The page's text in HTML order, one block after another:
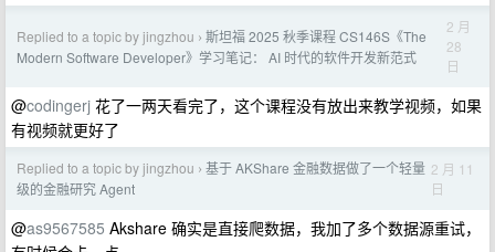
Replied to a topic by jingzhou › 斯坦福 2025 秋季课程 CS146S《The
Modern Software Developer》学习笔记： AI 时代的软件开发新范式
2 月
28
日
@codingerj 花了一两天看完了，这个课程没有放出来教学视频，如果
有视频就更好了
Replied to a topic by jingzhou › 基于 AKShare 金融数据做了一个轻量
级的金融研究 Agent
2 月 11
日
@as9567585 Akshare 确实是直接爬数据，我加了多个数据源重试，